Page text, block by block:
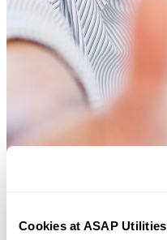
Cookies at ASAP Utilities